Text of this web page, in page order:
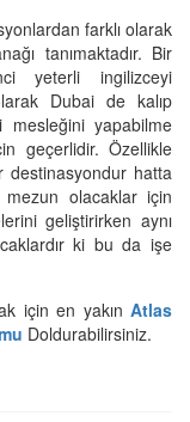
farklı olarak
tanımaktadır. Bir
yeterli ingilizceyi
Dubai de kalıp
yapabilme
geçerlidir. Özellikle
destinasyondur hatta
olacaklar için
geliştirirken aynı
ki bu da işe
için en yakın Atlas
Doldurabilirsiniz.